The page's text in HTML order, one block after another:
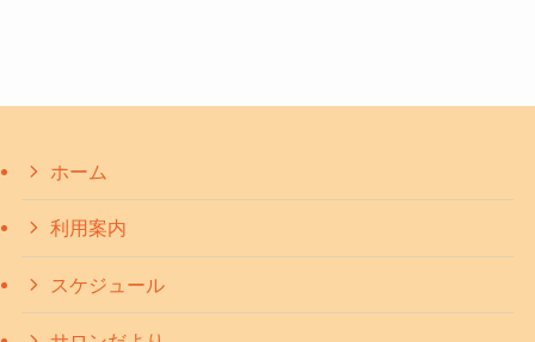
ホーム
利用案内
スケジュール